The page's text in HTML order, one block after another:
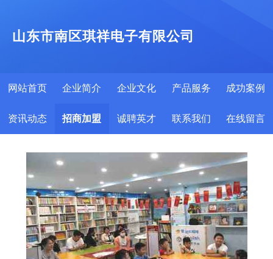
山东市南区琪祥电子有限公司
网站首页 企业简介 企业文化 产品服务 成功案例
资讯动态 招商加盟 诚聘英才 联系我们 在线留言